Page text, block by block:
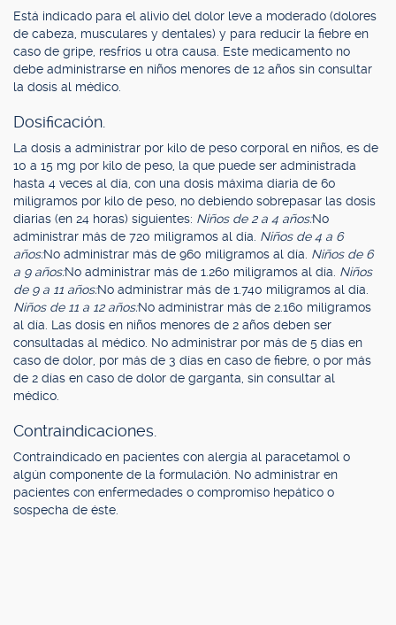
Está indicado para el alivio del dolor leve a moderado (dolores
de cabeza, musculares y dentales) y para reducir la fiebre en
caso de gripe, resfríos u otra causa. Este medicamento no
debe administrarse en niños menores de 12 años sin consultar
la dosis al médico.
Dosificación.
La dosis a administrar por kilo de peso corporal en niños, es de
10 a 15 mg por kilo de peso, la que puede ser administrada
hasta 4 veces al día, con una dosis máxima diaria de 60
miligramos por kilo de peso, no debiendo sobrepasar las dosis
diarias (en 24 horas) siguientes: Niños de 2 a 4 años:No
administrar más de 720 miligramos al día. Niños de 4 a 6
años:No administrar más de 960 miligramos al día. Niños de 6
a 9 años:No administrar más de 1.260 miligramos al día. Niños
de 9 a 11 años:No administrar más de 1.740 miligramos al día.
Niños de 11 a 12 años:No administrar más de 2.160 miligramos
al día. Las dosis en niños menores de 2 años deben ser
consultadas al médico. No administrar por más de 5 días en
caso de dolor, por más de 3 días en caso de fiebre, o por más
de 2 días en caso de dolor de garganta, sin consultar al
médico.
Contraindicaciones.
Contraindicado en pacientes con alergia al paracetamol o
algún componente de la formulación. No administrar en
pacientes con enfermedades o compromiso hepático o
sospecha de éste.